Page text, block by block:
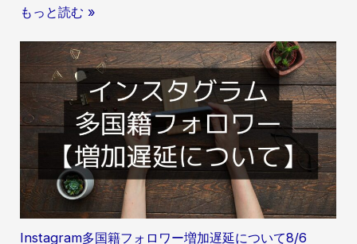
増
加
延
つ
い
て
8
/
2
I
a
g
r
a
m
フ
ォ
ロ
ワ
もっと読む »
Instagram多国籍フォロワー増加遅延について8/6